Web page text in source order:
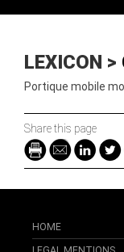
LEXICON >
Portique mobile
Share this page
HOME